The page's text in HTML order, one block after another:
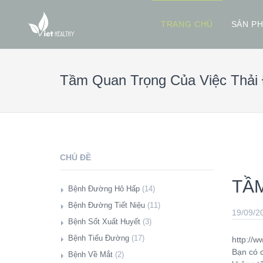
TRANG CHỦ SẢN
Tầm Quan Trọng Của Việc
19/09/
http://
Bạn có
CHỦ ĐỀ
Bệnh Đường Hô Hấp (14)
Giới Thiệu
Hàng Triệu Người Có Mức Đường
Huyết Cao Phải Đối Mặt Với Nguy Cơ
Bệnh Đường Tiết Niệu (11)
Giới Thiệu
Giảm Suy Thận Cực Đơn Giản Bằng
Amla, Giấm Táo Và Baking Soda
Bệnh Sốt Xuất Huyết (3)
Giới Thiệu
Thực Phẩm Tốt Cho Sốt Xuất Huyết
Bệnh Tiểu Đường (17)
Giới Thiệu
Bệnh Về Mắt (2)